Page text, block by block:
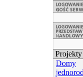
Domy